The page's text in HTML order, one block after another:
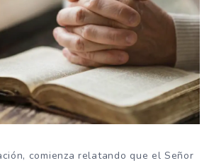
comienza relatando que el Señor